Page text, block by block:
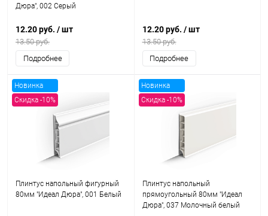
Дюра", 002 Серый
12.20 руб. / шт
13.50 руб.
Подробнее
12.20 руб. / шт
13.50 руб.
Подробнее
Новинка
Скидка -10%
Плинтус напольный фигурный
80мм "Идеал Дюра", 001 Белый
Новинка
Скидка -10%
Плинтус напольный
прямоугольный 80мм "Идеал
Дюра", 037 Молочный белый